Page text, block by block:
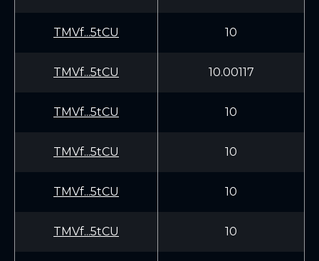
TMVf...5tCU 10
TMVf...5tCU 10.00117
TMVf...5tCU 10
TMVf...5tCU 10
TMVf...5tCU 10
TMVf...5tCU 10